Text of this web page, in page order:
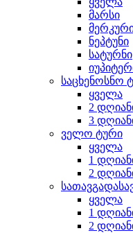
მარსი
ნეპტუნი
სატურნი
საცხენოსნო
ყველა
2
3
ველო ტური
ყველა
1
2
ყველა
1
2